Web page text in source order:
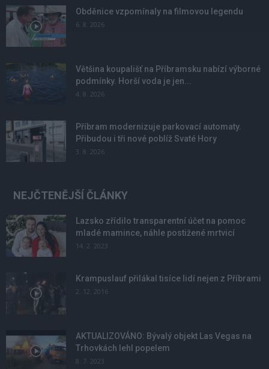
Obděnice vzpomínaly na filmovou legendu
6. 8. 2026
Většina koupališť na Příbramsku nabízí výborné
podmínky. Horší voda je jen...
4. 8. 2026
Příbram modernizuje parkovací automaty.
Přibudou i tři nové poblíž Svaté Hory
3. 8. 2026
NEJČTENĚJŠÍ ČLÁNKY
Lazsko zřídilo transparentní účet na pomoc
mladé mamince, náhle postižené mrtvicí
14. 2. 2023
Krampuslauf přilákal tisíce lidí nejen z Příbrami
2. 12. 2016
AKTUALIZOVÁNO: Bývalý objekt Las Vegas na
Trhovkách lehl popelem
8. 7. 2023